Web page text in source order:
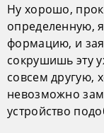
Ну хорошо,
определенную,
формацию, и
сокрушишь эту
совсем другую,
невозможно
устройство